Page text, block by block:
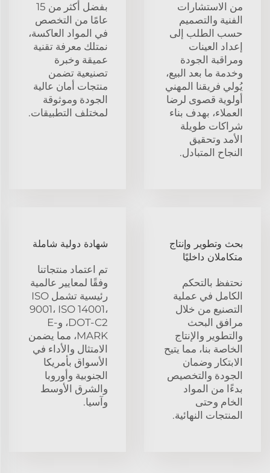
من الاستشارات
الفنية والتصميم
حسب الطلب إلى
إعداد العينات
ومراقبة الجودة
وخدمة ما بعد البيع،
يُولي فريقنا المهني
أولوية قصوى لرضا
العملاء، بهدف بناء
شراكات طويلة
الأمد وتحقيق
النجاح المتبادل.
بفضل أكثر من 15
عامًا من التخصص
في المواد العاكسة،
نمتلك معرفة تقنية
عميقة وخبرة
تصنيعية تضمن
منتجات أمان عالية
الجودة وموثوقة
لمختلف التطبيقات.
بحث وتطوير وإنتاج
متكاملان داخليًا
نحتفظ بالتحكم
الكامل في عملية
التصنيع من خلال
مرافق البحث
والتطوير والإنتاج
الخاصة بنا، مما يتيح
الابتكار وضمان
الجودة والتخصيص
بدءًا من المواد
الخام وحتى
المنتجات النهائية.
شهادة دولية شاملة
تم اعتماد منتجاتنا
وفقًا لمعايير عالمية
رئيسية تشمل ISO
9001، ISO 14001،
DOT-C2، وE-
MARK، مما يضمن
الامتثال والأداء في
الأسواق بأمريكا
الجنوبية وأوروبا
والشرق الأوسط
وآسيا.